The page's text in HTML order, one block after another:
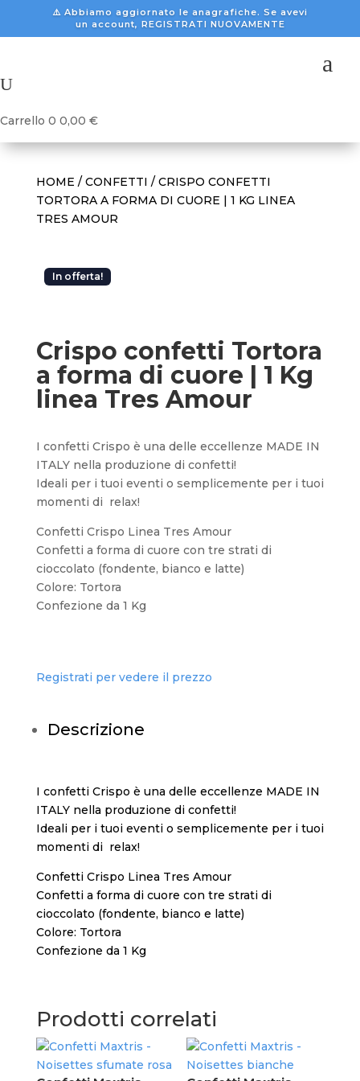
⚠️ Abbiamo aggiornato le anagrafiche. Se avevi
un account, REGISTRATI NUOVAMENTE
a
U
Carrello 0 0,00 €
HOME / CONFETTI / CRISPO CONFETTI
TORTORA A FORMA DI CUORE | 1 KG LINEA
TRES AMOUR
In offerta!
Crispo confetti Tortora
a forma di cuore | 1 Kg
linea Tres Amour
I confetti Crispo è una delle eccellenze MADE IN
ITALY nella produzione di confetti!
Ideali per i tuoi eventi o semplicemente per i tuoi
momenti di relax!
Confetti Crispo Linea Tres Amour
Confetti a forma di cuore con tre strati di
cioccolato (fondente, bianco e latte)
Colore: Tortora
Confezione da 1 Kg
Registrati per vedere il prezzo
Descrizione
I confetti Crispo è una delle eccellenze MADE IN
ITALY nella produzione di confetti!
Ideali per i tuoi eventi o semplicemente per i tuoi
momenti di relax!
Confetti Crispo Linea Tres Amour
Confetti a forma di cuore con tre strati di
cioccolato (fondente, bianco e latte)
Colore: Tortora
Confezione da 1 Kg
Prodotti correlati